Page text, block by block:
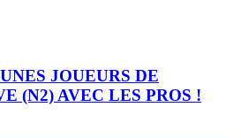
JOUEURS DE
(N2) AVEC LES PROS !